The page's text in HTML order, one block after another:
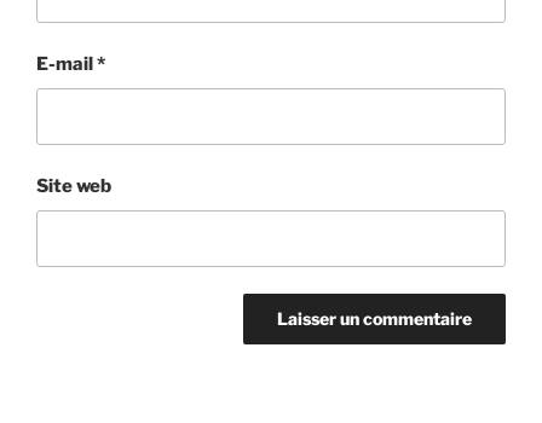
E-mail*
Site web